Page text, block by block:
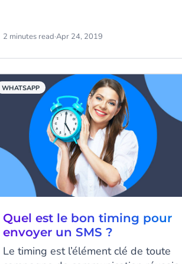
comment vous assurer que les
messagerie? Dans cet article, nous
vous partageons quelques astuces
pour générer de l’audience sur
WhatsApp et optimiser l'expérience
client.
2 minutes read·Apr 24, 2019
WHATSAPP
Quel est le bon timing pour
envoyer un SMS ?
Le timing est l’élément clé de toute